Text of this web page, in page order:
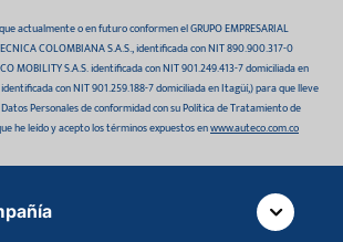
actualmente o en futuro conformen el GRUPO EMPRESARIAL
COLOMBIANA S.A.S., identificada con NIT 890.900.317-0
MOBILITY S.A.S. identificada con NIT 901.249.413-7 domiciliada en
identificada con NIT 901.259.188-7 domiciliada en Itagüí,) para que lleve
Personales de conformidad con su Política de Tratamiento de
he leído y acepto los términos expuestos enwww.auteco.com.co